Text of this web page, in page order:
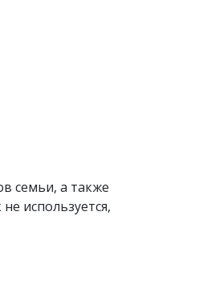
семьи, а также
используется,